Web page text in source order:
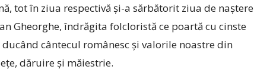
tot în ziua respectivă și-a sărbătorit ziua de naștere
Gheorghe, îndrăgita folcloristă ce poartă cu cinste
cântecul românesc și valorile noastre din
dăruire și măiestrie.